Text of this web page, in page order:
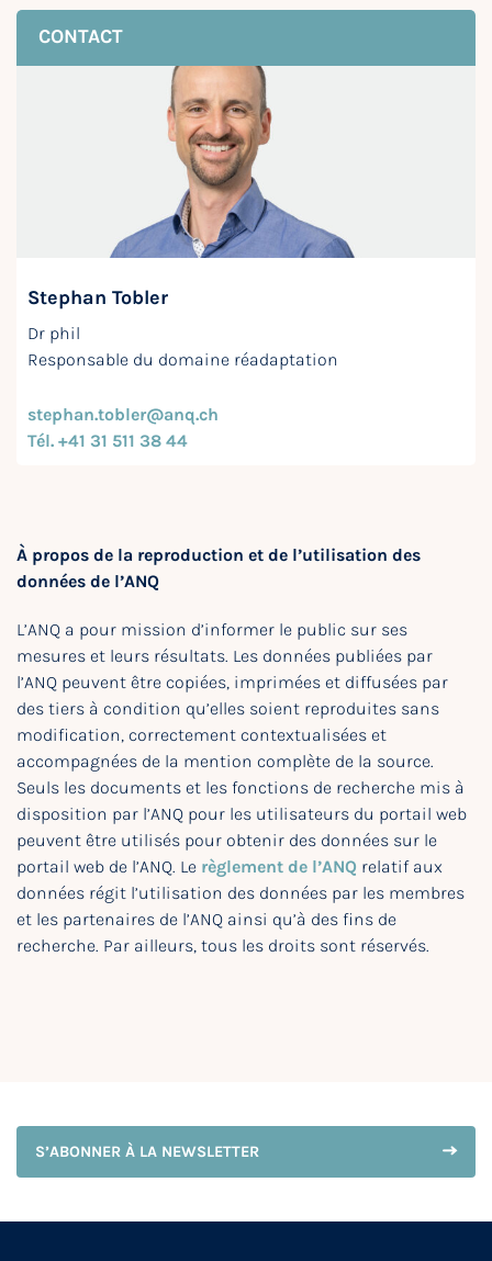
CONTACT
Stephan Tobler
Dr phil
Responsable du domaine réadaptation
stephan.tobler@anq.ch
Tél. +41 31 511 38 44
À propos de la reproduction et de l’utilisation des
données de l’ANQ
L’ANQ a pour mission d’informer le public sur ses
mesures et leurs résultats. Les données publiées par
l’ANQ peuvent être copiées, imprimées et diffusées par
des tiers à condition qu’elles soient reproduites sans
modification, correctement contextualisées et
accompagnées de la mention complète de la source.
Seuls les documents et les fonctions de recherche mis à
disposition par l’ANQ pour les utilisateurs du portail web
peuvent être utilisés pour obtenir des données sur le
portail web de l’ANQ. Le règlement de l’ANQ relatif aux
données régit l’utilisation des données par les membres
et les partenaires de l’ANQ ainsi qu’à des fins de
recherche. Par ailleurs, tous les droits sont réservés.
S’ABONNER À LA NEWSLETTER